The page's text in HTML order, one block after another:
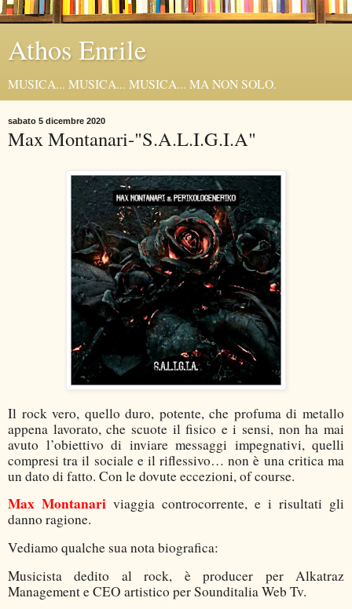
Athos Enrile
MUSICA... MUSICA... MUSICA... MA NON SOLO.
sabato 5 dicembre 2020
Max Montanari-"S.A.L.I.G.I.A"
Il rock vero, quello duro, potente, che profuma di metallo
appena lavorato, che scuote il fisico e i sensi, non ha mai
avuto l’obiettivo di inviare messaggi impegnativi, quelli
compresi tra il sociale e il riflessivo… non è una critica ma
un dato di fatto. Con le dovute eccezioni, of course.
Max Montanari viaggia controcorrente, e i risultati gli
danno ragione.
Vediamo qualche sua nota biografica:
Musicista dedito al rock, è producer per Alkatraz
Management e CEO artistico per Sounditalia Web Tv.